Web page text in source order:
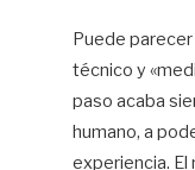
Puede
técnico y
paso acaba
humano, a
experiencia.